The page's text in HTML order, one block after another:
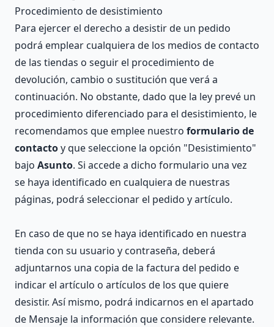
Procedimiento de desistimiento
Para ejercer el derecho a desistir de un pedido
podrá emplear cualquiera de los medios de contacto
de las tiendas o seguir el procedimiento de
devolución, cambio o sustitución que verá a
continuación. No obstante, dado que la ley prevé un
procedimiento diferenciado para el desistimiento, le
recomendamos que emplee nuestro formulario de
contactoy que seleccione la opción "Desistimiento"
bajo Asunto. Si accede a dicho formulario una vez
se haya identificado en cualquiera de nuestras
páginas, podrá seleccionar el pedido y artículo.
En caso de que no se haya identificado en nuestra
tienda con su usuario y contraseña, deberá
adjuntarnos una copia de la factura del pedido e
indicar el artículo o artículos de los que quiere
desistir. Así mismo, podrá indicarnos en el apartado
de Mensaje la información que considere relevante.